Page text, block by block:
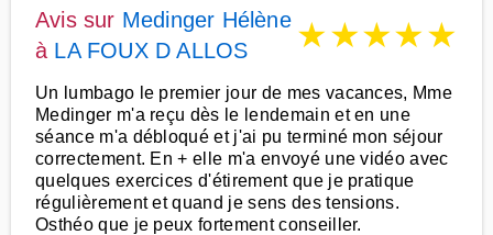
Avis sur Medinger Hélène
à LA FOUX D ALLOS ★★★★★
Un lumbago le premier jour de mes vacances, Mme
Medinger m'a reçu dès le lendemain et en une
séance m'a débloqué et j'ai pu terminé mon séjour
correctement. En + elle m'a envoyé une vidéo avec
quelques exercices d'étirement que je pratique
régulièrement et quand je sens des tensions.
Osthéo que je peux fortement conseiller.